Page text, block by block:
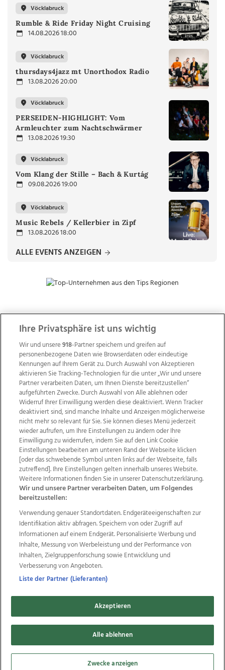
Vöcklabruck
Rumble & Ride Friday Night Cruising
14.08.2026 18:00
Vöcklabruck
thursdays4jazz mt Unorthodox Radio
13.08.2026 20:00
Vöcklabruck
PERSEIDEN-HIGHLIGHT: Vom
Armleuchter zum Nachtschwärmer
13.08.2026 19:30
Vöcklabruck
Vom Klang der Stille – Bach & Kurtág
09.08.2026 19:00
Vöcklabruck
Music Rebels / Kellerbier in Zipf
13.08.2026 18:00
ALLE EVENTS ANZEIGEN
ZUR NACHRICHTENÜBERSICHT
Wir über uns Mediadaten Kontakt
Jobs
Datenschutz
Impressum
AGB Anzeigekunden
AGB Website
Ehrenkodex Politische Werbung
Weitere Angebote des Medienhauses Wimmer
TV1 di-mog-i.at OÖNow
Ischler Woche
Life Radio
OÖNachrichten
OÖN Immobilien
OÖN Karriere
OÖN Reise
Promenaden Galerien
Regionaljobs
wasistlos.at
Copyrights © 2026 Tips Zeitungs GmbH & Co KG
developed by11x11.net
Cookie Einstellungen bearbeiten
Ihre Privatsphäre ist uns wichtig
Wir und unsere918-Partner speichern und greifen auf
personenbezogene Daten wie Browserdaten oder eindeutige
Kennungen auf Ihrem Gerät zu. Durch Auswahl von Akzeptieren
aktivieren Sie Tracking-Technologien für die unter „Wir und unsere
Partner verarbeiten Daten, um Ihnen Dienste bereitzustellen“
aufgeführten Zwecke. Durch Auswahl von Alle ablehnen oder
Widerruf Ihrer Einwilligung werden diese deaktiviert. Wenn Tracker
deaktiviert sind, sind manche Inhalte und Anzeigen möglicherweise
nicht mehr so relevant für Sie. Sie können dieses Menü jederzeit
wieder aufrufen, um Ihre Einstellungen zu ändern oder Ihre
Einwilligung zu widerrufen, indem Sie auf den Link Cookie
Einstellungen bearbeiten am unteren Rand der Webseite klicken
[oder das schwebende Symbol unten links auf der Webseite, falls
zutreffend]. Ihre Einstellungen gelten innerhalb unseres Website.
Weitere Informationen finden Sie in unserer Datenschutzerklärung.
Wir und unsere Partner verarbeiten Daten, um Folgendes
bereitzustellen:
Verwendung genauer Standortdaten. Endgeräteeigenschaften zur
Identifikation aktiv abfragen. Speichern von oder Zugriff auf
Informationen auf einem Endgerät. Personalisierte Werbung und
Inhalte, Messung von Werbeleistung und der Performance von
Inhalten, Zielgruppenforschung sowie Entwicklung und
Verbesserung von Angeboten.
Liste der Partner (Lieferanten)
Akzeptieren
Alle ablehnen
Zwecke anzeigen